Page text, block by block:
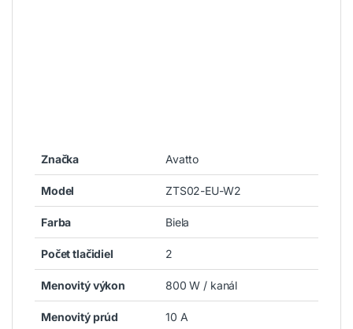
Značka Avatto
Model ZTS02-EU-W2
Farba Biela
Počet tlačidiel 2
Menovitý výkon 800 W / kanál
Menovitý prúd 10 A